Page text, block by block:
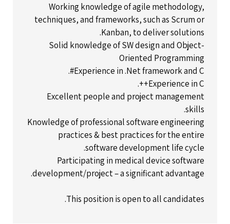
Working knowledge of agile methodology,
techniques, and frameworks, such as Scrum or
Kanban, to deliver solutions.
Solid knowledge of SW design and Object-
Oriented Programming
Experience in .Net framework and C#.
Experience in C++.
Excellent people and project management
skills.
Knowledge of professional software engineering
practices & best practices for the entire
software development life cycle.
Participating in medical device software
development/project – a significant advantage.
This position is open to all candidates.